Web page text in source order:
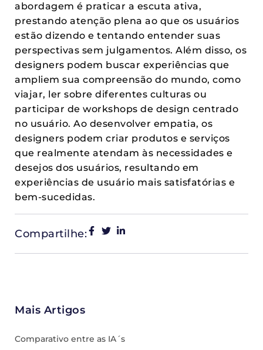
abordagem é praticar a escuta ativa,
prestando atenção plena ao que os usuários
estão dizendo e tentando entender suas
perspectivas sem julgamentos. Além disso, os
designers podem buscar experiências que
ampliem sua compreensão do mundo, como
viajar, ler sobre diferentes culturas ou
participar de workshops de design centrado
no usuário. Ao desenvolver empatia, os
designers podem criar produtos e serviços
que realmente atendam às necessidades e
desejos dos usuários, resultando em
experiências de usuário mais satisfatórias e
bem-sucedidas.
Compartilhe:
Mais Artigos
Comparativo entre as IA´s